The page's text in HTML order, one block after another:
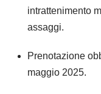
intrattenimento
assaggi.
Prenotazione
maggio 2025.